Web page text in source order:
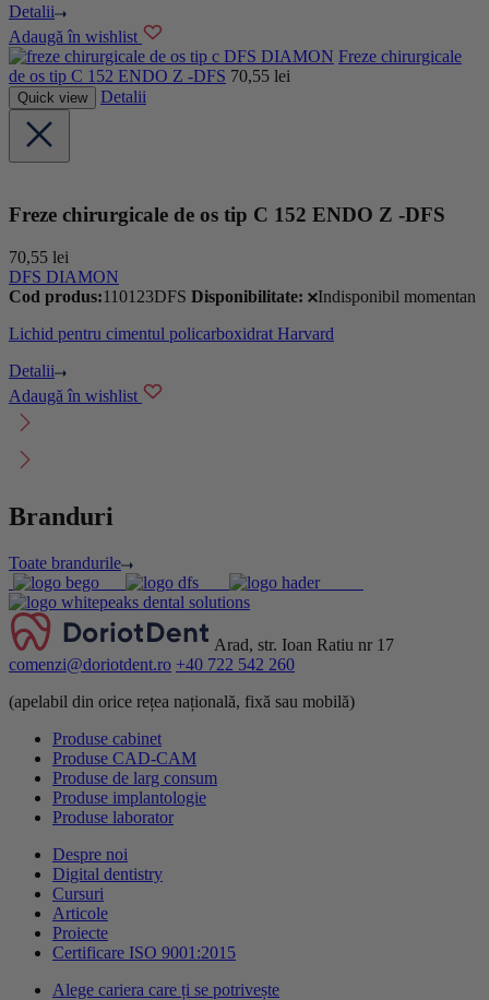
Detalii
Adaugă în wishlist
DFS DIAMON Freze chirurgicale
de os tip C 152 ENDO Z -DFS 70,55 lei
Quick view Detalii
Freze chirurgicale de os tip C 152 ENDO Z -DFS
70,55 lei
DFS DIAMON
Cod produs:110123DFS Disponibilitate:
Indisponibil momentan
Lichid pentru cimentul policarboxidrat Harvard
Detalii
Adaugă în wishlist
Branduri
Toate brandurile
Arad, str. Ioan Ratiu nr 17
comenzi@doriotdent.ro +40 722 542 260
(apelabil din orice rețea națională, fixă sau mobilă)
Produse cabinet
Produse CAD-CAM
Produse de larg consum
Produse implantologie
Produse laborator
Despre noi
Digital dentistry
Cursuri
Articole
Proiecte
Certificare ISO 9001:2015
Alege cariera care ți se potrivește